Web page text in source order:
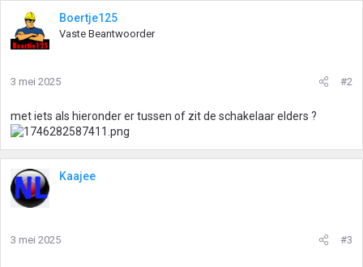
Boertje125
Vaste Beantwoorder
3 mei 2025 #2
met iets als hieronder er tussen of zit de schakelaar elders ?
Kaajee
3 mei 2025 #3